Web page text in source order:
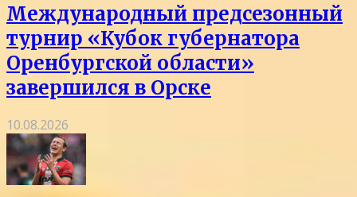
Международный предсезонный
турнир «Кубок губернатора
Оренбургской области»
завершился в Орске
10.08.2026